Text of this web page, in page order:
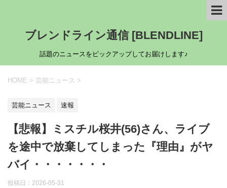
ブレンドライン通信 [BLENDLINE]
話題のニュースをピックアップしてお届けします♪
HOME > 芸能ニュース >
芸能ニュース 速報
【悲報】ミスチル桜井(56)さん、ライブ
を途中で放棄してしまった『理由』がヤ
バイ・・・・・・・
投稿日： 2026-05-31